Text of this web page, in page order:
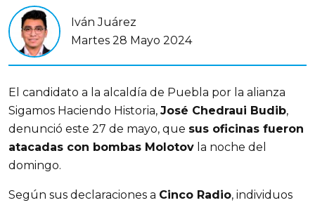
Iván Juárez
Martes 28 Mayo 2024
El candidato a la alcaldía de Puebla por la alianza
Sigamos Haciendo Historia, José Chedraui Budib,
denunció este 27 de mayo, que sus oficinas fueron
atacadas con bombas Molotov la noche del
domingo.
Según sus declaraciones a Cinco Radio, individuos